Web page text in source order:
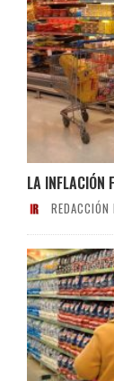
LA INFLACIÓN
REDACCIÓN